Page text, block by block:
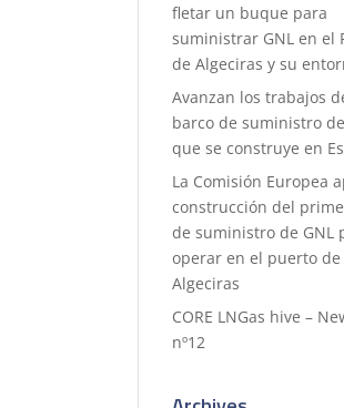
fletar un buque para
suministrar GNL en el
de Algeciras y su
Avanzan los trabajos
barco de suministro
que se construye en
La Comisión Europea
construcción del
de suministro de GNL
operar en el puerto de
Algeciras
CORE LNGas hive –
nº12